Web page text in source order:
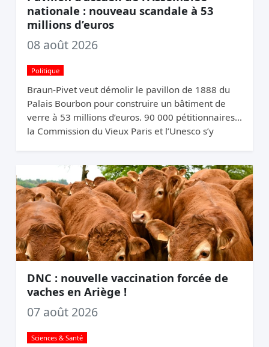
nationale : nouveau scandale à 53
millions d’euros
08 août 2026
Politique
Braun-Pivet veut démolir le pavillon de 1888 du
Palais Bourbon pour construire un bâtiment de
verre à 53 millions d’euros. 90 000 pétitionnaires,
la Commission du Vieux Paris et l’Unesco s’y
DNC : nouvelle vaccination forcée de
vaches en Ariège !
07 août 2026
Sciences & Santé